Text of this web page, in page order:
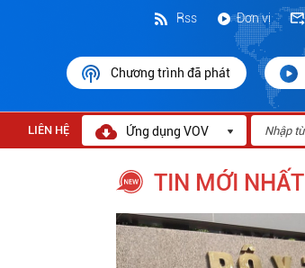
Đơn vị
Rss
Chương trình đã phát
LIÊN HỆ Ứng dụng VOV
TIN MỚI NHẤT